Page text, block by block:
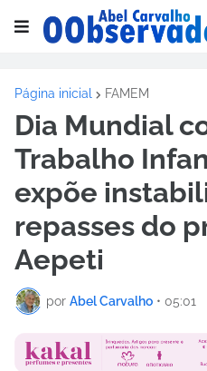
Página inicial FAMEM
Dia Mundial
Trabalho
expõe
repasses do
Aepeti
por Abel Carvalho • 05:01